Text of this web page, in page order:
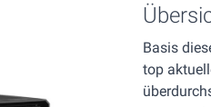
Basis
top